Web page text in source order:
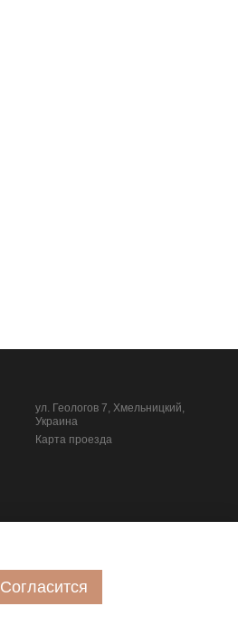
ул. Геологов 7, Хмельницкий,
Украина
Карта проезда
Согласится